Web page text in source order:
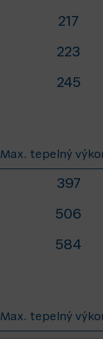
217
223
245
Max. tepelný
397
506
584
Max. tepelný